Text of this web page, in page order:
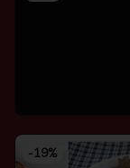
-19%